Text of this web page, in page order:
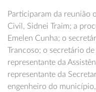
Participaram da reunião
Civil, Sidnei Traim; a
Emelen Cunha; o
Trancoso; o secretário
representante da
representante da
engenheiro do